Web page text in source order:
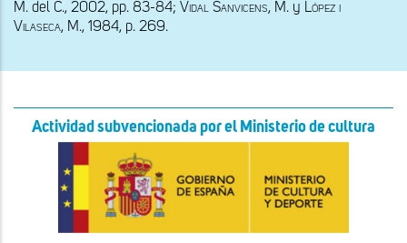
M. del C., 2002, pp. 83-84; Vidal Sanvicens, M. y López i
Vilaseca, M., 1984, p. 269.
Actividad subvencionada por el Ministerio de cultura